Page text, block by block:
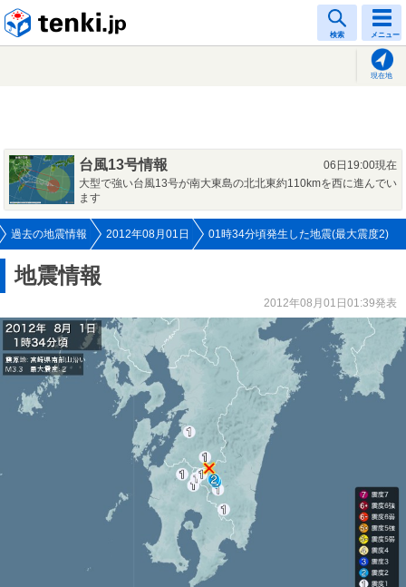
検索 メニュー
現在地
台風13号情報
06日19:00現在
大型で強い台風13号が南大東島の北北東約110kmを西に進んでい
ます
過去の地震情報 2012年08月01日 01時34分頃発生した地震(最大震度2)
地震情報
2012年08月01日01:39発表